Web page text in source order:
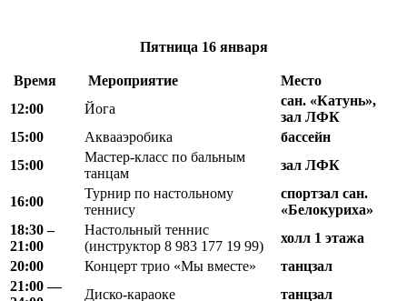
Пятница 16 января
Время Мероприятие
Место
12:00
Йога
сан. «Катунь»,
зал ЛФК
15:00
Аквааэробика
бассейн
15:00
Мастер-класс по бальным
танцам
зал ЛФК
16:00
Турнир по настольному
теннису
спортзал сан.
«Белокуриха»
18:30 –
21:00
Настольный теннис
(инструктор 8 983 177 19 99)
холл 1 этажа
20:00
Концерт трио «Мы вместе»
танцзал
21:00 —
Диско-караоке танцзал